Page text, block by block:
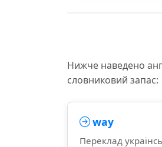
Нижче наведено
словниковий запас:
way
Переклад